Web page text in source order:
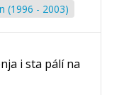
(1996 - 2003)
i sta pálí na